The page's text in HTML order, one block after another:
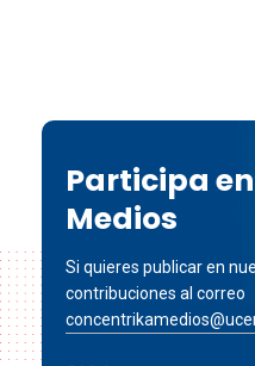
Participa
Medios
Si quieres publicar en
contribuciones al correo